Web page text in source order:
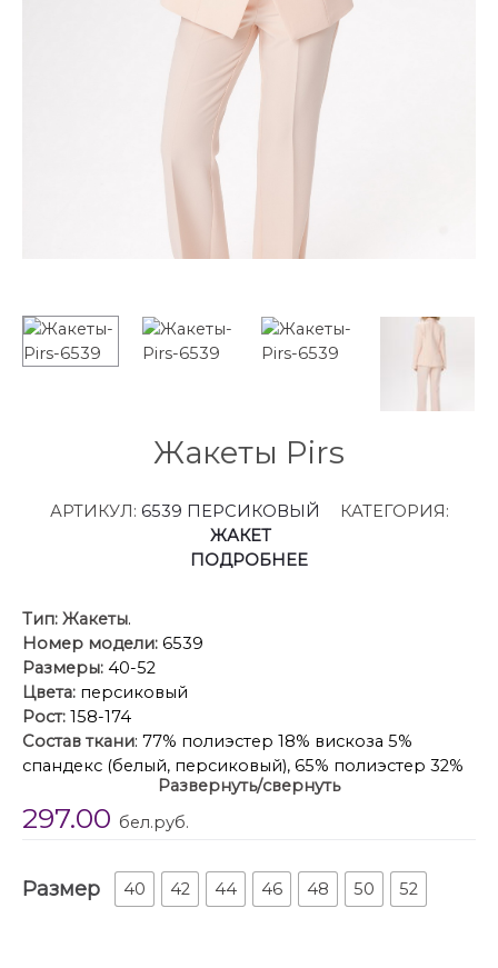
Жакеты Pirs
АРТИКУЛ: 6539 ПЕРСИКОВЫЙ
КАТЕГОРИЯ:
ЖАКЕТ
ПОДРОБНЕЕ
Тип: Жакеты.
Номер модели: 6539
Размеры: 40-52
Цвета: персиковый
Рост: 158-174
Состав ткани: 77% полиэстер 18% вискоза 5%
спандекс (белый, персиковый), 65% полиэстер 32%
вискоза 3% спандекс (коричневый), подкладка- 45%
вискоза 55% полиэстер
6341).
Детали: полуприлегающий силуэт,
Развернуть/свернуть
297.00 бел.руб.
Размер 40 42 44 46 48 50 52